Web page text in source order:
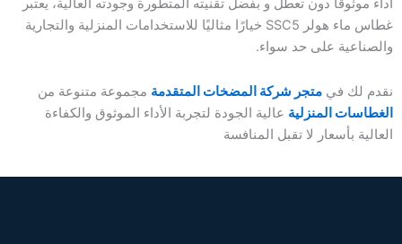
أداءً موثوقًا دون تعطل و بفضل تقنيته المتطورة وجودته العالية، يعتبر
غطاس ماء هولر SSC5 خيارًا مثاليًا للاستخدامات المنزلية والتجارية
والصناعية على حد سواء.
نقدم لك في متجر شركة المضخات المتقدمة مجموعة متنوعة من
الغطاسات المنزلية عالية الجودة لتجربة الأداء الموثوق والكفاءة
العالية بأسعار لا تقبل المنافسة